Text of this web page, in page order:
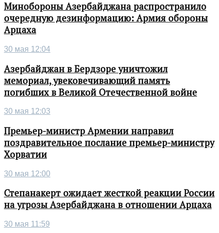
Минобороны Азербайджана распространило
очередную дезинформацию: Армия обороны
Арцаха
30 мая 12:04
Азербайджан в Бердзоре уничтожил
мемориал, увековечивающий память
погибших в Великой Отечественной войне
30 мая 12:03
Премьер-министр Армении направил
поздравительное послание премьер-министру
Хорватии
30 мая 12:00
Степанакерт ожидает жесткой реакции России
на угрозы Азербайджана в отношении Арцаха
30 мая 11:59